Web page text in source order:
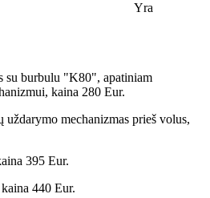
Yra
su burbulu "K80", apatiniam
kaina 280 Eur.
mechanizmas prieš volus,
395 Eur.
440 Eur.